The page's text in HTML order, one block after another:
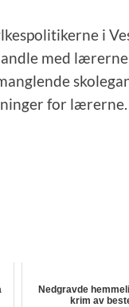
i
med
for lærerne.
Nedgravde
krim av